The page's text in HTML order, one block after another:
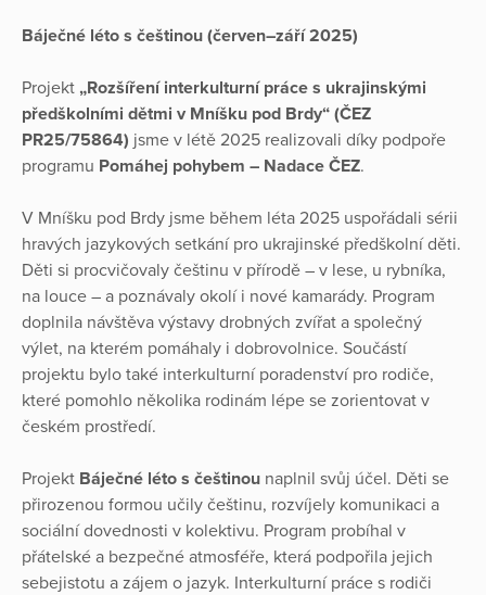
Báječné léto s češtinou (červen–září 2025)
Projekt „Rozšíření interkulturní práce s ukrajinskými
předškolními dětmi v Mníšku pod Brdy“ (ČEZ
PR25/75864) jsme v létě 2025 realizovali díky podpoře
programu Pomáhej pohybem – Nadace ČEZ.
V Mníšku pod Brdy jsme během léta 2025 uspořádali sérii
hravých jazykových setkání pro ukrajinské předškolní děti.
Děti si procvičovaly češtinu v přírodě – v lese, u rybníka,
na louce – a poznávaly okolí i nové kamarády. Program
doplnila návštěva výstavy drobných zvířat a společný
výlet, na kterém pomáhaly i dobrovolnice. Součástí
projektu bylo také interkulturní poradenství pro rodiče,
které pomohlo několika rodinám lépe se zorientovat v
českém prostředí.
Projekt Báječné léto s češtinou naplnil svůj účel. Děti se
přirozenou formou učily češtinu, rozvíjely komunikaci a
sociální dovednosti v kolektivu. Program probíhal v
přátelské a bezpečné atmosféře, která podpořila jejich
sebejistotu a zájem o jazyk. Interkulturní práce s rodiči